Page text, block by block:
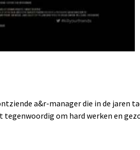
a&r-manager die in de jaren
tegenwoordig om hard werken en